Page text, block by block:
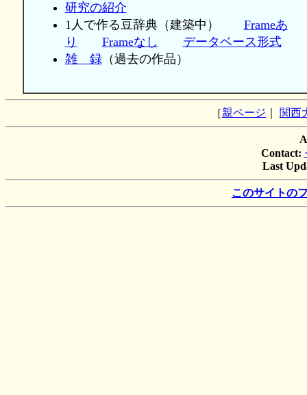
研究の紹介
1人で作る豆辞典（建築中） Frameあ
り
Frameなし
データベース形式
雑 録（過去の作品）
［親ページ 関西
Contact:
Last
このサイトの